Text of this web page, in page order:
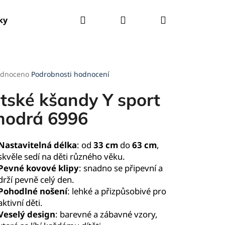
Kšandy Deštníky
Hledat PřihlášeníNákupní
Podrobnosti hodnocení
kšandy Y sport
6996
délka: od 33 cm do63 cm,
sedí na děti různého věku.
kovové klipy: snadno se připevní a
pevně celý den.
nošení: lehké a přizpůsobivé pro
děti.
design: barevné a zábavné vzory,